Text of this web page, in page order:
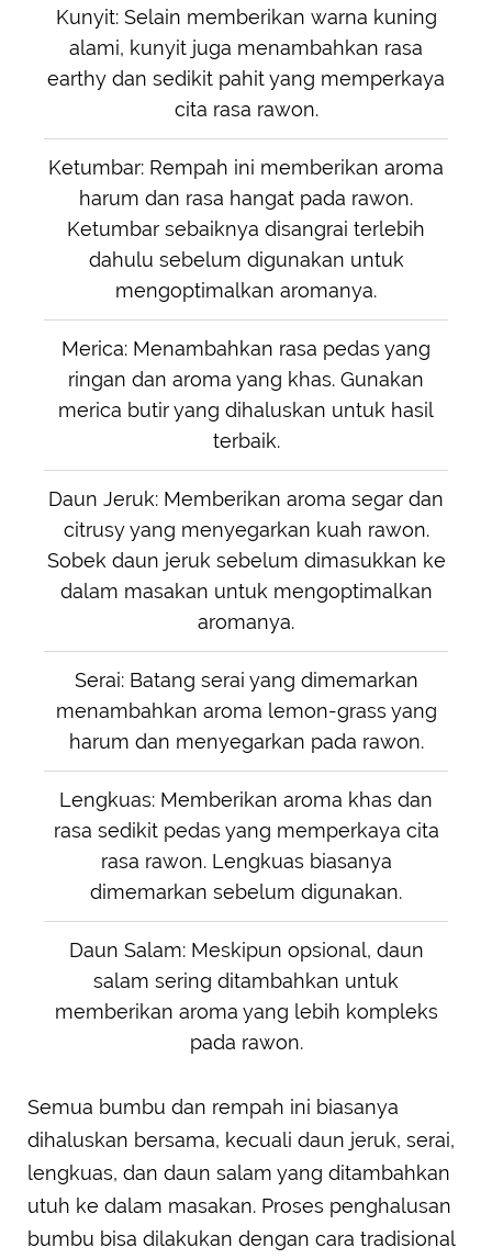
Kunyit: Selain memberikan warna kuning
alami, kunyit juga menambahkan rasa
earthy dan sedikit pahit yang memperkaya
cita rasa rawon.
Ketumbar: Rempah ini memberikan aroma
harum dan rasa hangat pada rawon.
Ketumbar sebaiknya disangrai terlebih
dahulu sebelum digunakan untuk
mengoptimalkan aromanya.
Merica: Menambahkan rasa pedas yang
ringan dan aroma yang khas. Gunakan
merica butir yang dihaluskan untuk hasil
terbaik.
Daun Jeruk: Memberikan aroma segar dan
citrusy yang menyegarkan kuah rawon.
Sobek daun jeruk sebelum dimasukkan ke
dalam masakan untuk mengoptimalkan
aromanya.
Serai: Batang serai yang dimemarkan
menambahkan aroma lemon-grass yang
harum dan menyegarkan pada rawon.
Lengkuas: Memberikan aroma khas dan
rasa sedikit pedas yang memperkaya cita
rasa rawon. Lengkuas biasanya
dimemarkan sebelum digunakan.
Daun Salam: Meskipun opsional, daun
salam sering ditambahkan untuk
memberikan aroma yang lebih kompleks
pada rawon.
Semua bumbu dan rempah ini biasanya
dihaluskan bersama, kecuali daun jeruk, serai,
lengkuas, dan daun salam yang ditambahkan
utuh ke dalam masakan. Proses penghalusan
bumbu bisa dilakukan dengan cara tradisional